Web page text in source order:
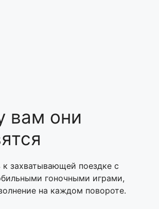
вам они
к захватывающей поездке с
гоночными играми,
на каждом повороте.